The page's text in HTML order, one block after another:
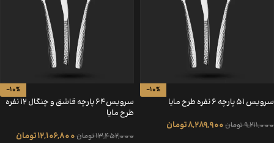
-10%
سرویس 51 پارچه 6 نفره طرح مایا
9,211,000تومان8,289,900تومان
-10%
سرویس 64 پارچه قاشق و چنگال 12 نفره
طرح مایا
13,452,000تومان12,106,800تومان